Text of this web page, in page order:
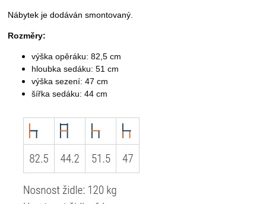
Nábytek je dodáván smontovaný.
Rozměry:
výška opěráku: 82,5 cm
hloubka sedáku: 51 cm
výška sezení: 47 cm
šířka sedáku: 44 cm